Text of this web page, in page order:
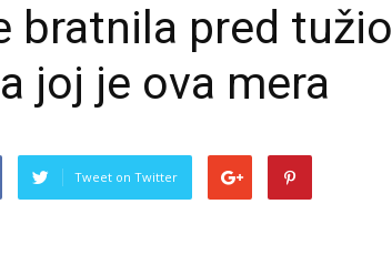
bratnila pred
joj je ova mera
Tweet on Twitter